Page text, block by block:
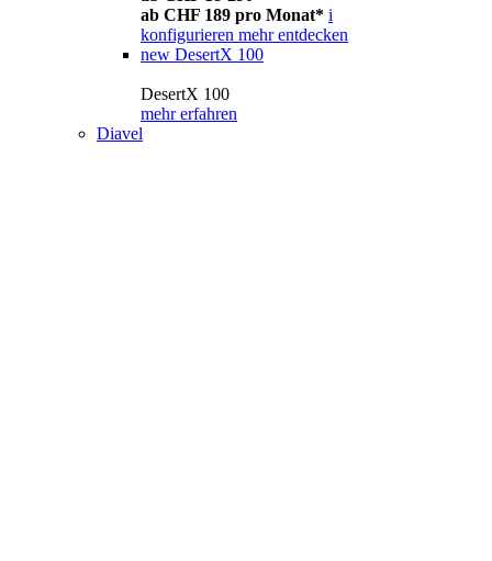
ab CHF 189 pro Monat* i
konfigurieren mehr entdecken
new DesertX 100
DesertX 100
mehr erfahren
Diavel